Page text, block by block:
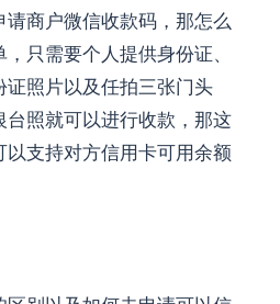
商户微信收款码，那怎么
只需要个人提供身份证、
照片以及任拍三张门头
台照就可以进行收款，那这
支持对方信用卡可用余额